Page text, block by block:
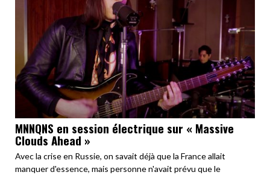
MNNQNS en session électrique sur « Massive
Clouds Ahead »
Avec la crise en Russie, on savait déjà que la France allait
manquer d'essence, mais personne n'avait prévu que le